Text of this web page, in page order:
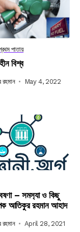
পাতায়
বিশ্ব
রহমান May 4, 2022
– সমস‍্যা ও কিছু
আতিকুর রহমান আহাদ
রহমান April 28, 2021